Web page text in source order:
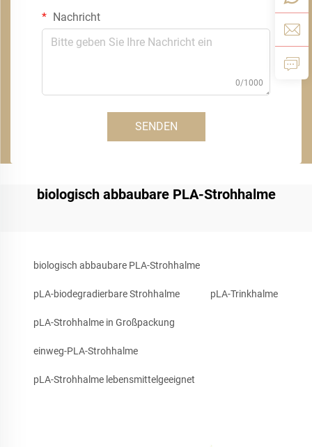
Nachricht
0/1000
SENDEN
biologisch abbaubare PLA-Strohhalme
biologisch abbaubare PLA-Strohhalme
pLA-biodegradierbare Strohhalme pLA-Trinkhalme
pLA-Strohhalme in Großpackung
einweg-PLA-Strohhalme
pLA-Strohhalme lebensmittelgeeignet